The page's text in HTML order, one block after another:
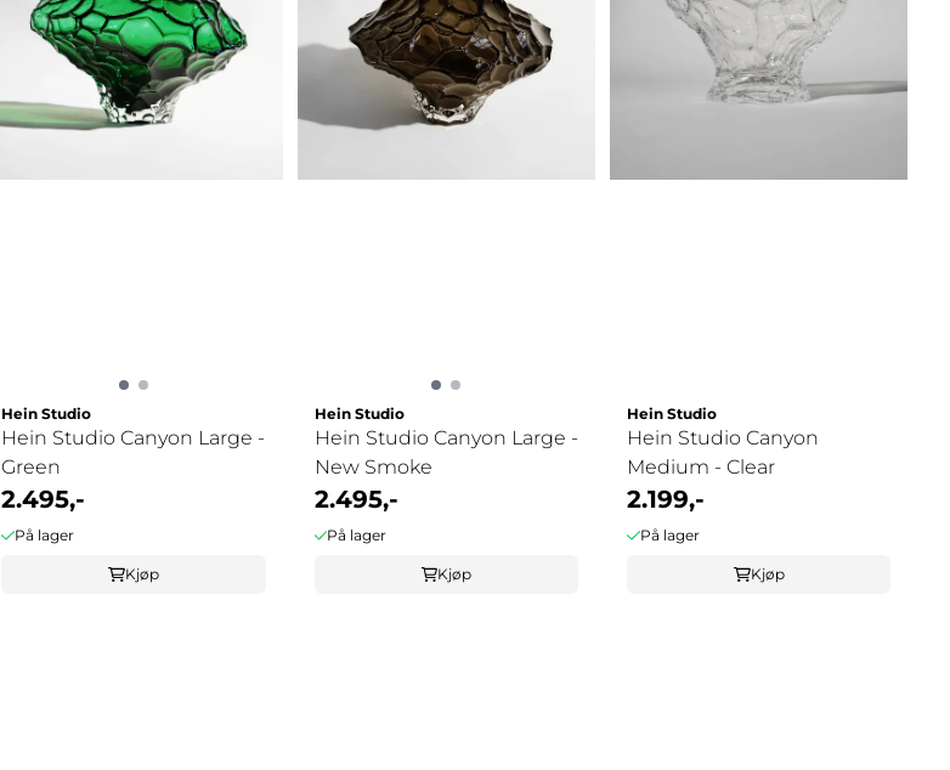
Hein Studio
Hein Studio Canyon Large -
Green
2.495,-
På lager
Kjøp
Hein Studio
Hein Studio Canyon Large -
New Smoke
2.495,-
På lager
Kjøp
Hein Studio
Hein Studio Canyon
Medium - Clear
2.199,-
På lager
Kjøp